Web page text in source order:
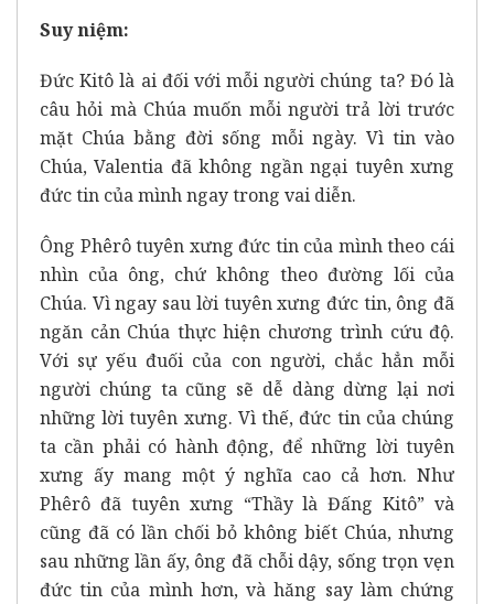
Suy niệm:
Đức Kitô là ai đối với mỗi người chúng ta? Đó là
câu hỏi mà Chúa muốn mỗi người trả lời trước
mặt Chúa bằng đời sống mỗi ngày. Vì tin vào
Chúa, Valentia đã không ngần ngại tuyên xưng
đức tin của mình ngay trong vai diễn.
Ông Phêrô tuyên xưng đức tin của mình theo cái
nhìn của ông, chứ không theo đường lối của
Chúa. Vì ngay sau lời tuyên xưng đức tin, ông đã
ngăn cản Chúa thực hiện chương trình cứu độ.
Với sự yếu đuối của con người, chắc hẳn mỗi
người chúng ta cũng sẽ dễ dàng dừng lại nơi
những lời tuyên xưng. Vì thế, đức tin của chúng
ta cần phải có hành động, để những lời tuyên
xưng ấy mang một ý nghĩa cao cả hơn. Như
Phêrô đã tuyên xưng “Thầy là Đấng Kitô” và
cũng đã có lần chối bỏ không biết Chúa, nhưng
sau những lần ấy, ông đã chỗi dậy, sống trọn vẹn
đức tin của mình hơn, và hăng say làm chứng